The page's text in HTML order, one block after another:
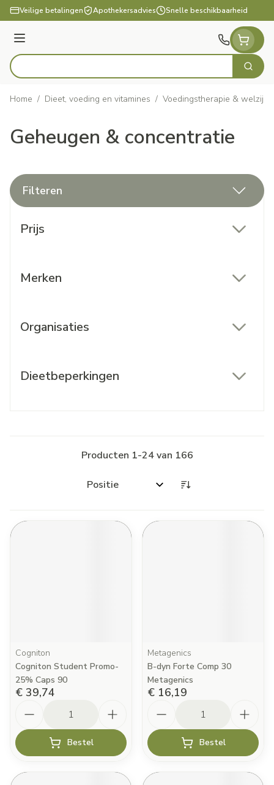
Ga naar de inhoud
Veilige betalingen Apothekersadvies Snelle beschikbaarheid
Menu
Product, merk, categorie... Zoek
Home / Dieet, voeding en vitamines / Voedingstherapie & welzijn
Geheugen & concentratie
Filteren
Prijs
Merken
Organisaties
Dieetbeperkingen
Producten 1-24van 166
Sorteer op:
Cogniton
Cogniton Student Promo-
25% Caps 90
€ 39,74
Bestel
Metagenics
B-dyn Forte Comp 30
Metagenics
€ 16,19
Bestel